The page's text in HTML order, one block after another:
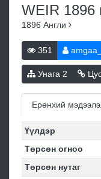
WEIR 1896
1896 Англи
351
Унага 2
Ерөнхий
Үүлдэр
Төрсөн огноо
Төрсөн нутаг